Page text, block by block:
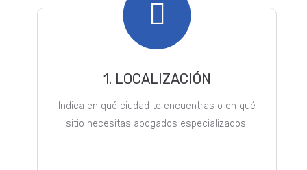
1. LOCALIZACIÓN
Indica en qué ciudad te encuentras o en qué
sitio necesitas abogados especializados.